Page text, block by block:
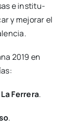
e ins­ti­tu­
y mejo­rar el
2019 en
Ferre­ra.
.